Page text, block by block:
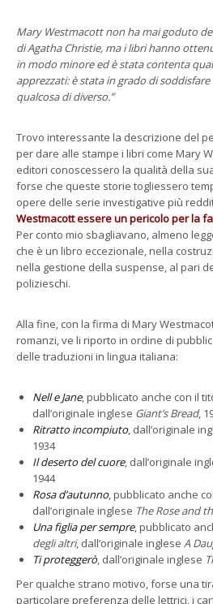
Mary Westmacott non ha mai goduto
di Agatha Christie, ma i libri hanno
in modo minore ed è stata contenta
apprezzati: è stata in grado di
qualcosa di diverso.”
Trovo interessante la descrizione del
per dare alle stampe i libri come Mary
editori conoscessero la qualità della
forse che queste storie togliessero
opere delle serie investigative più
Westmacott essere un pericolo per la
Per conto mio sbagliavano, almeno
che è un libro eccezionale, nella
nella gestione della suspense, al pari
polizieschi.
Alla fine, con la firma di Mary
romanzi, ve li riporto in ordine di
delle traduzioni in lingua italiana:
Nell e Jane, pubblicato anche con il
dall’originale inglese Giant’s Bread,
Ritratto incompiuto, dall’originale
1934
Il deserto del cuore, dall’originale
1944
Rosa d’autunno, pubblicato anche
dall’originale inglese The Rose and
Una figlia per sempre, pubblicato
degli altri, dall’originale inglese A
Ti proteggerò, dall’originale inglese
Per qualche strano motivo, forse una
particolare preferenza delle lettrici, i